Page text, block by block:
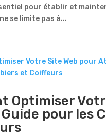
pour établir et
se limite pas à...
Optimiser
pour les